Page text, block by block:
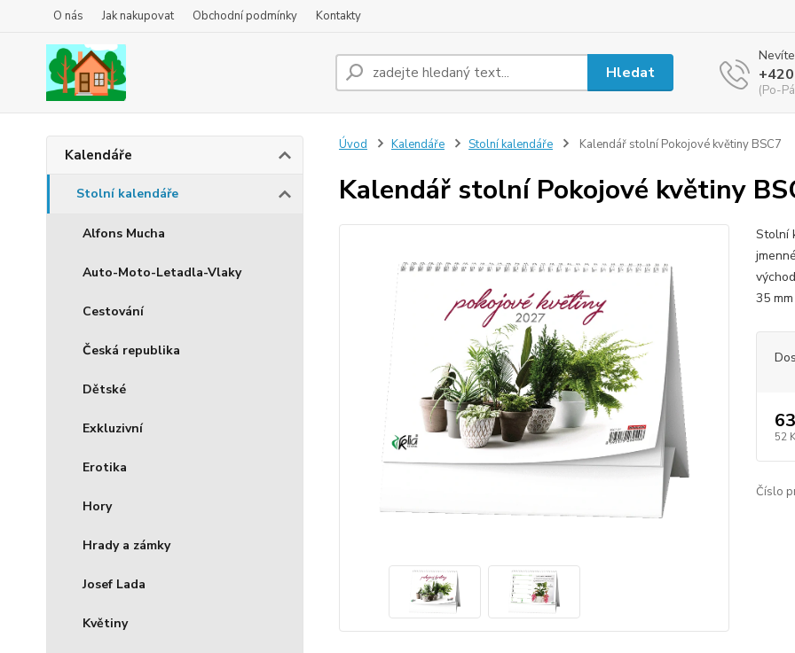
O nás Jak nakupovat Obchodní podmínky Kontakty
Hledat
(Po-
Kalendáře
Stolní kalendáře
Alfons Mucha
Auto-Moto-Letadla-Vlaky
Cestování
Česká republika
Dětské
Exkluzivní
Erotika
Hory
Hrady a zámky
Josef Lada
Květiny
Úvod Kalendáře Stolní kalendáře Kalendář stolní Pokojové květiny BSC7
Kalendář stolní Pokojové květiny
Stolní
35
52
Číslo